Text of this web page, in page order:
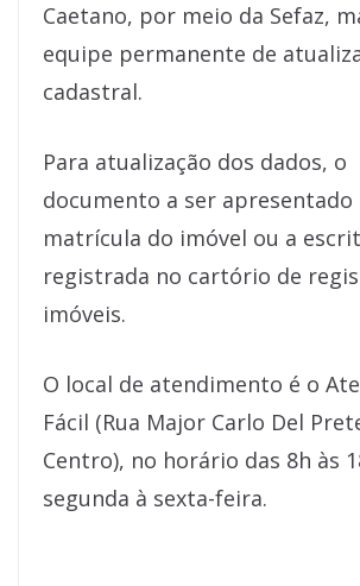
Caetano, por meio da Sefaz,
equipe permanente de
cadastral.
Para atualização dos dados, o
documento a ser apresentado
matrícula do imóvel ou a
registrada no cartório de
imóveis.
O local de atendimento é o
Fácil (Rua Major Carlo Del
Centro), no horário das 8h às
segunda à sexta-feira.